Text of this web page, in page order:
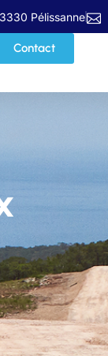
Pélissanne
Contact